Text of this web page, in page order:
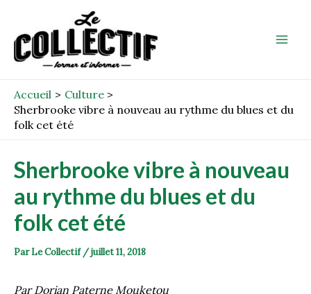
contenu
Accueil
Culture
Sherbrooke vibre à nouveau au rythme du blues et du
folk cet été
Sherbrooke vibre à nouveau
au rythme du blues et du
folk cet été
ParLe Collectif /juillet 11, 2018
Par Dorian Paterne Mouketou
navigation